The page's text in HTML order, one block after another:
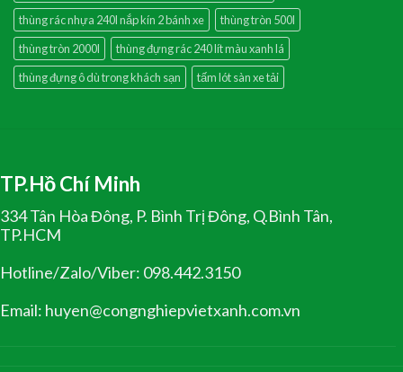
thùng rác nhựa 240l nắp kín 2 bánh xe
thùng tròn 500l
thùng tròn 2000l
thùng đựng rác 240 lít màu xanh lá
thùng đựng ô dù trong khách sạn
tấm lót sàn xe tải
TP.Hồ Chí Minh
334 Tân Hòa Đông, P. Bình Trị Đông, Q.Bình Tân,
TP.HCM
Hotline/Zalo/Viber: 098.442.3150
Email: huyen@congnghiepvietxanh.com.vn